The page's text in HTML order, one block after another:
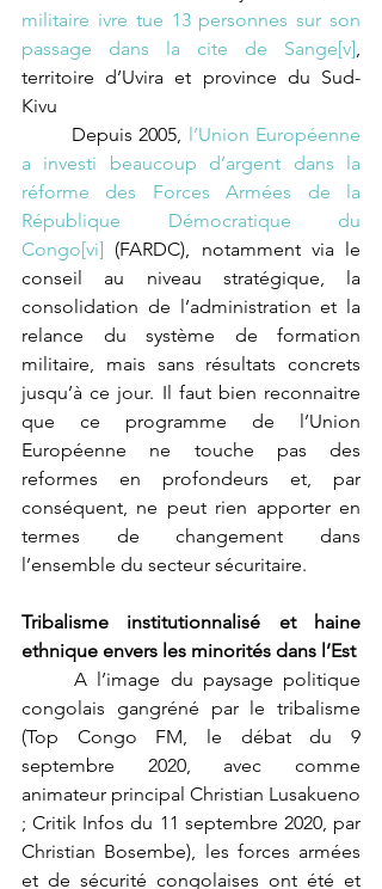
militaire ivre tue 13 personnes sur son
passage dans la cite de Sange[v],
territoire d’Uvira et province du Sud-
Kivu
	Depuis 2005,
l’Union Européenne
a investi beaucoup d’argent dans la
réforme des Forces Armées de la
République Démocratique du
Congo[vi] (FARDC), notamment via le
conseil au niveau stratégique, la
consolidation de l’administration et la
relance du système de formation
militaire, mais sans résultats concrets
jusqu’à ce jour. Il faut bien reconnaitre
que ce programme de l’Union
Européenne ne touche pas des
reformes en profondeurs et, par
conséquent, ne peut rien apporter en
termes de changement dans
l’ensemble du secteur sécuritaire.
Tribalisme institutionnalisé et haine
ethnique envers les minorités dans l’Est
	A l’image du paysage politique
congolais gangréné par le tribalisme
(Top Congo FM, le débat du 9
septembre 2020, avec comme
animateur principal Christian Lusakueno
; Critik Infos du 11 septembre 2020, par
Christian Bosembe), les forces armées
et de sécurité congolaises ont été et